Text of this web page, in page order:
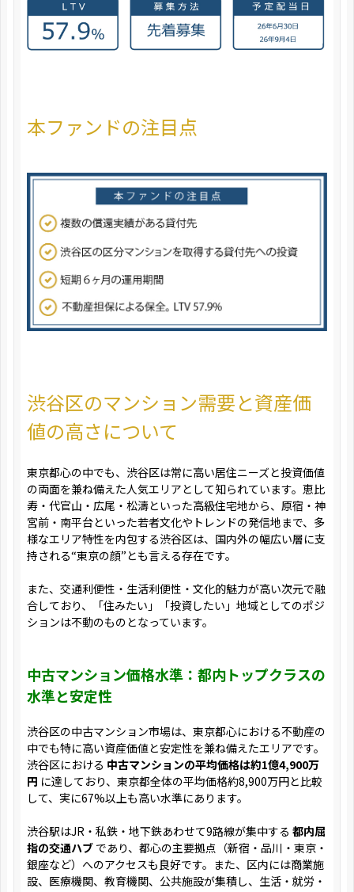
本ファンドの注目点
渋谷区のマンション需要と資産価
値の高さについて
東京都心の中でも、渋谷区は常に高い居住ニーズと投資価値
の両面を兼ね備えた人気エリアとして知られています。恵比
寿・代官山・広尾・松濤といった高級住宅地から、原宿・神
宮前・南平台といった若者文化やトレンドの発信地まで、多
様なエリア特性を内包する渋谷区は、国内外の幅広い層に支
持される“東京の顔”とも言える存在です。
また、交通利便性・生活利便性・文化的魅力が高い次元で融
合しており、「住みたい」「投資したい」地域としてのポジ
ションは不動のものとなっています。
中古マンション価格水準：都内トップクラスの
水準と安定性
渋谷区の中古マンション市場は、東京都心における不動産の
中でも特に高い資産価値と安定性を兼ね備えたエリアです。
渋谷区における 中古マンションの平均価格は約1億4,900万
円 に達しており、東京都全体の平均価格約8,900万円と比較
して、実に67%以上も高い水準にあります。
渋谷駅はJR・私鉄・地下鉄あわせて9路線が集中する 都内屈
指の交通ハブ であり、都心の主要拠点（新宿・品川・東京・
銀座など）へのアクセスも良好です。また、区内には商業施
設、医療機関、教育機関、公共施設が集積し、生活・就労・